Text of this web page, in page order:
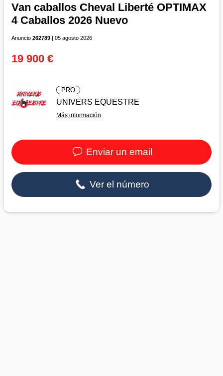
Van caballos Cheval Liberté OPTIMAX
4 Caballos 2026 Nuevo
Anuncio 262789 | 05 agosto 2026
19 900 €
PRO
UNIVERS EQUESTRE
Más información
Enviar un email
Ver el número